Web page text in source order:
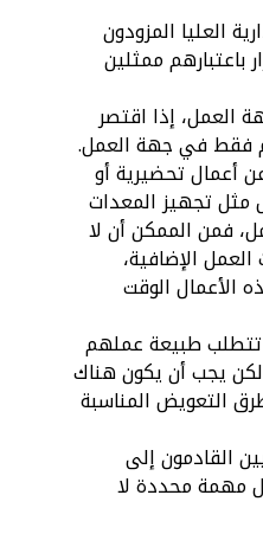
العليا المزودون
باعتبارهم ممثلين
العمل، إذا اقتصر
فقط في جهة العمل.
أعمال تحضيرية أو
مثل تجهيز المعدات
فمن الممكن أن لا
الإضافية،
الأعمال الوقت
تتطلب طبيعة عملهم
يجب أن يكون هناك
التعويض المناسبة
القادمون إلى
مهمة محددة لا